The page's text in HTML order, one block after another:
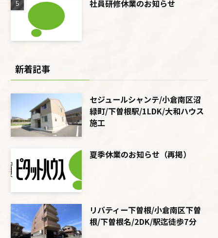
社員研修休業のお知らせ
新着記事
セジュールシャンテ/小倉南区沼
緑町/下曽根駅/1LDK/大和ハウス
施工
夏季休業のお知らせ（再掲）
リバティー下曽根/小倉南区下曽
根/下曽根名/2DK/駅迄徒歩7分